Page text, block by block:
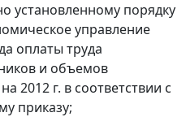
установленному порядку
управление
оплаты труда
и объемов
2012 г. в соответствии с
приказу;